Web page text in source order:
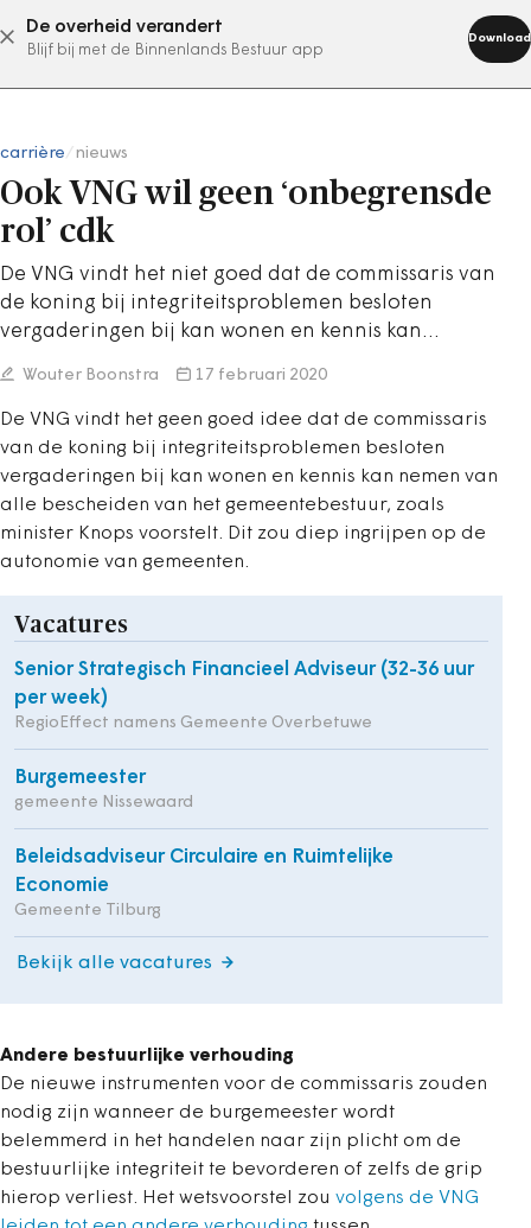
De overheid verandert
Blijf bij met de Binnenlands Bestuur app
Download
abonneer nu
carrière nieuws
Ook VNG wil geen ‘onbegrensde
rol’ cdk
De VNG vindt het niet goed dat de commissaris van
de koning bij integriteitsproblemen besloten
vergaderingen bij kan wonen en kennis kan…
Wouter Boonstra 17 februari 2020
De VNG vindt het geen goed idee dat de commissaris
van de koning bij integriteitsproblemen besloten
vergaderingen bij kan wonen en kennis kan nemen van
alle bescheiden van het gemeentebestuur, zoals
minister Knops voorstelt. Dit zou diep ingrijpen op de
autonomie van gemeenten.
Vacatures
Senior Strategisch Financieel Adviseur (32-36 uur
per week)
RegioEffect namens Gemeente Overbetuwe
Burgemeester
gemeente Nissewaard
Beleidsadviseur Circulaire en Ruimtelijke
Economie
Gemeente Tilburg
Bekijk alle vacatures
Andere bestuurlijke verhouding
De nieuwe instrumenten voor de commissaris zouden
nodig zijn wanneer de burgemeester wordt
belemmerd in het handelen naar zijn plicht om de
bestuurlijke integriteit te bevorderen of zelfs de grip
hierop verliest. Het wetsvoorstel zou volgens de VNG